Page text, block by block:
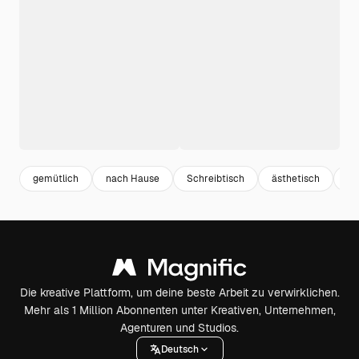
gemütlich nach Hause Schreibtisch ästhetisch
Die kreative Plattform, um deine beste Arbeit zu verwirklichen.
Mehr als 1 Million Abonnenten unter Kreativen, Unternehmen,
Agenturen und Studios.
Deutsch